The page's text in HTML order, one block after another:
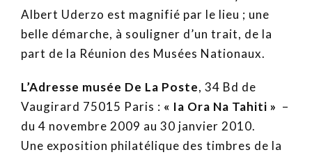
Albert Uderzo est magnifié par le lieu ; une
belle démarche, à souligner d’un trait, de la
part de la Réunion des Musées Nationaux.
L’Adresse musée De La Poste, 34 Bd de
Vaugirard 75015 Paris : « Ia Ora Na Tahiti » –
du 4 novembre 2009 au 30 janvier 2010.
Une exposition philatélique des timbres de la